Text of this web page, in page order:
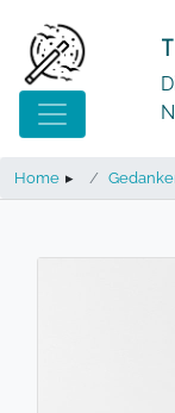
zum
Inhalt
Home ▸